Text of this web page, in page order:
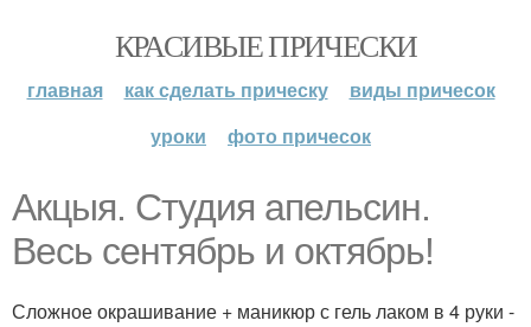
КРАСИВЫЕ ПРИЧЕСКИ
главная как сделать прическу
виды причесок
уроки
фото причесок
Акцыя. Студия апельсин.
Весь сентябрь и октябрь!
Сложное окрашивание + маникюр с гель лаком в 4 руки -